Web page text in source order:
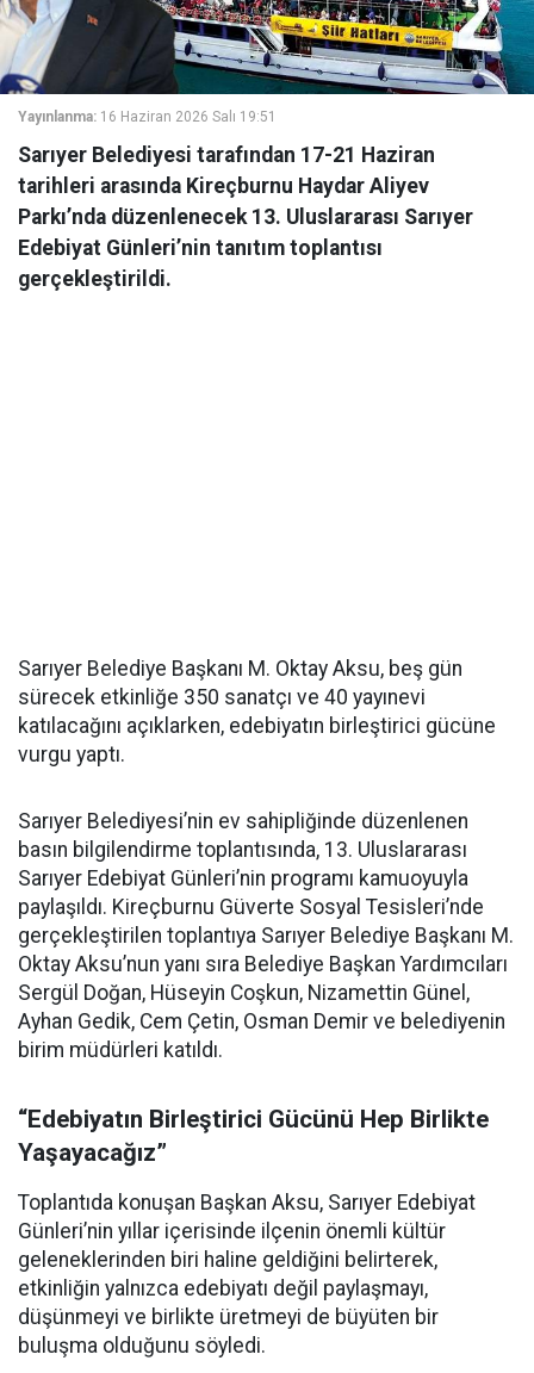
Yayınlanma: 16 Haziran 2026 Salı 19:51
Sarıyer Belediyesi tarafından 17-21 Haziran
tarihleri arasında Kireçburnu Haydar Aliyev
Parkı’nda düzenlenecek 13. Uluslararası Sarıyer
Edebiyat Günleri’nin tanıtım toplantısı
gerçekleştirildi.
Sarıyer Belediye Başkanı M. Oktay Aksu, beş gün
sürecek etkinliğe 350 sanatçı ve 40 yayınevi
katılacağını açıklarken, edebiyatın birleştirici gücüne
vurgu yaptı.
Sarıyer Belediyesi’nin ev sahipliğinde düzenlenen
basın bilgilendirme toplantısında, 13. Uluslararası
Sarıyer Edebiyat Günleri’nin programı kamuoyuyla
paylaşıldı. Kireçburnu Güverte Sosyal Tesisleri’nde
gerçekleştirilen toplantıya Sarıyer Belediye Başkanı M.
Oktay Aksu’nun yanı sıra Belediye Başkan Yardımcıları
Sergül Doğan, Hüseyin Coşkun, Nizamettin Günel,
Ayhan Gedik, Cem Çetin, Osman Demir ve belediyenin
birim müdürleri katıldı.
“Edebiyatın Birleştirici Gücünü Hep Birlikte
Yaşayacağız”
Toplantıda konuşan Başkan Aksu, Sarıyer Edebiyat
Günleri’nin yıllar içerisinde ilçenin önemli kültür
geleneklerinden biri haline geldiğini belirterek,
etkinliğin yalnızca edebiyatı değil paylaşmayı,
düşünmeyi ve birlikte üretmeyi de büyüten bir
buluşma olduğunu söyledi.